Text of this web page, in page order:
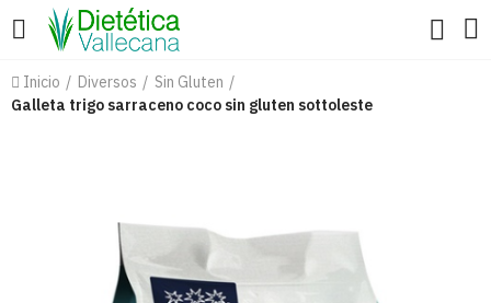
Inicio Diversos
Sin Gluten
Galleta trigo sarraceno coco sin gluten sottoleste